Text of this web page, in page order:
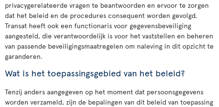
privacygerelateerde vragen te beantwoorden en ervoor te zorgen
dat het beleid en de procedures consequent worden gevolgd.
Transat heeft ook een functionaris voor gegevensbeveiliging
aangesteld, die verantwoordelijk is voor het vaststellen en beheren
van passende beveiligingsmaatregelen om naleving in dit opzicht te
garanderen.
Wat is het toepassingsgebied van het beleid?
Tenzij anders aangegeven op het moment dat persoonsgegevens
worden verzameld, zijn de bepalingen van dit beleid van toepassing